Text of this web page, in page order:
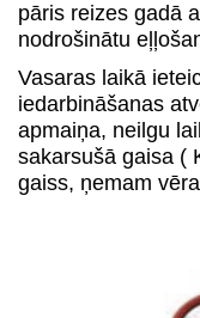
pāris reizes gadā
nodrošinātu
Vasaras laikā
iedarbināšanas
apmaiņa, neilgu
sakarsušā gaisa (
gaiss, ņemam